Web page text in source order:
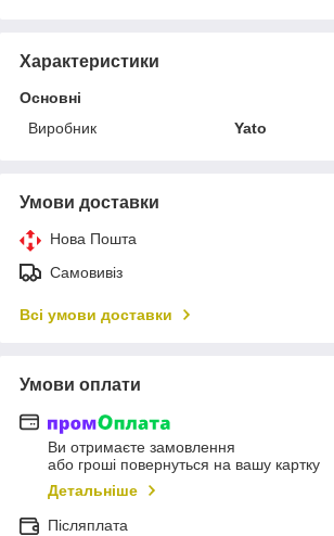
Характеристики
Основні
Виробник
Yato
Умови доставки
Нова Пошта
Самовивіз
Всі умови доставки
Умови оплати
Ви отримаєте замовлення
або гроші повернуться на вашу картку
Детальніше
Післяплата